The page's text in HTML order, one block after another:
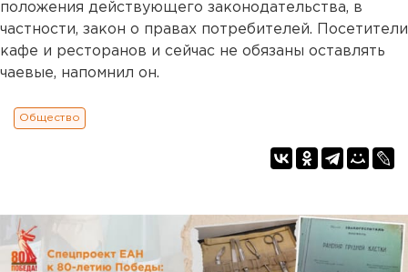
положения действующего законодательства, в
частности, закон о правах потребителей. Посетители
кафе и ресторанов и сейчас не обязаны оставлять
чаевые, напомнил он.
Общество